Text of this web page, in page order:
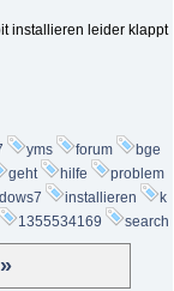
installieren leider klappt
yms forum
bge
geht hilfe
problem
installieren
k
1355534169 search